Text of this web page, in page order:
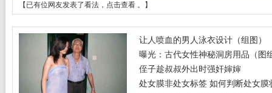
【已有位网友发表了看法， 点击查看 。】
让人喷血的男人泳衣设计（组图）
曝光：古代女性神秘洞房用品（图
侄子趁叔叔外出时强奸婶婶
处女膜非处女标签 如何判断处女膜